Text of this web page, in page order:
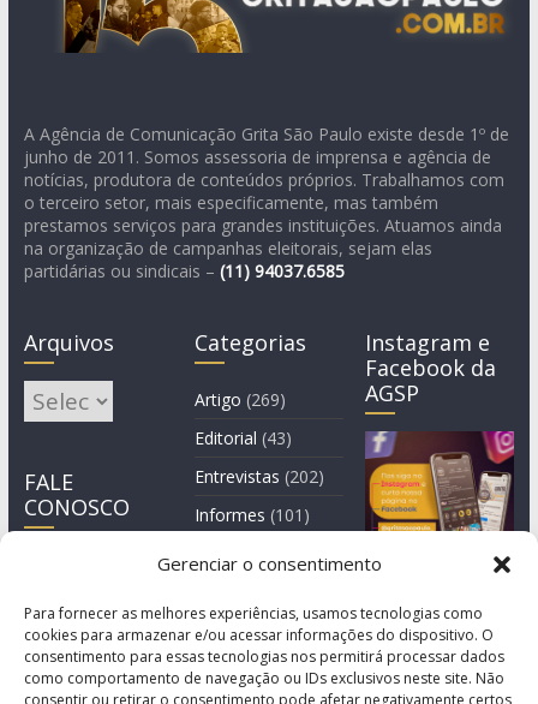
Gerenciar o consentimento
Para fornecer as melhores experiências, usamos tecnologias como
cookies para armazenar e/ou acessar informações do dispositivo. O
consentimento para essas tecnologias nos permitirá processar dados
como comportamento de navegação ou IDs exclusivos neste site. Não
consentir ou retirar o consentimento pode afetar negativamente certos
A Agência de Comunicação Grita São Paulo existe desde 1º de
junho de 2011. Somos assessoria de imprensa e agência de
notícias, produtora de conteúdos próprios. Trabalhamos com
o terceiro setor, mais especificamente, mas também
prestamos serviços para grandes instituições. Atuamos ainda
na organização de campanhas eleitorais, sejam elas
partidárias ou sindicais – (11) 94037.6585
Arquivos
Arquivos
FALE
CONOSCO
Categorias
Artigo (269)
Editorial (43)
Entrevistas (202)
Informes (101)
Manchete
Instagram e
Facebook da
AGSP